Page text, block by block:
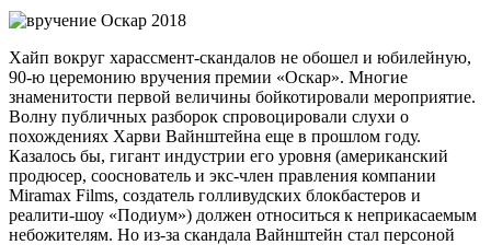
Хайп вокруг харассмент-скандалов не обошел и юбилейную,
90-ю церемонию вручения премии «Оскар». Многие
знаменитости первой величины бойкотировали мероприятие.
Волну публичных разборок спровоцировали слухи о
похождениях Харви Вайнштейна еще в прошлом году.
Казалось бы, гигант индустрии его уровня (американский
продюсер, сооснователь и экс-член правления компании
Miramax Films, создатель голливудских блокбастеров и
реалити-шоу «Подиум») должен относиться к неприкасаемым
небожителям. Но из-за скандала Вайнштейн стал персоной